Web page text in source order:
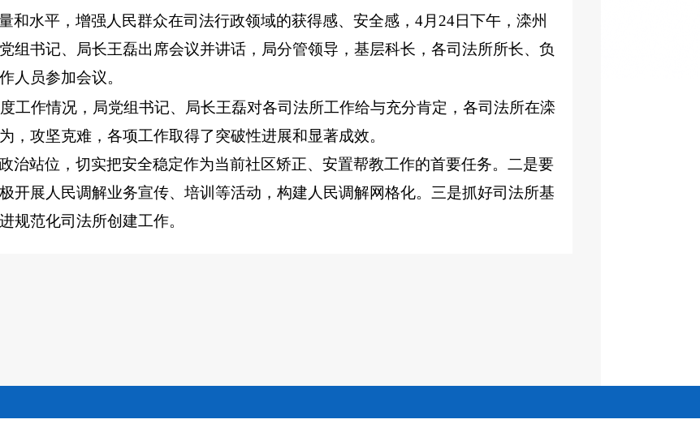
和水平，增强人民群众在司法行政领域的获得感、安全感，4月24日下午，滦州
组书记、局长王磊出席会议并讲话，局分管领导，基层科长，各司法所所长、负
人员参加会议。
工作情况，局党组书记、局长王磊对各司法所工作给与充分肯定，各司法所在滦
，攻坚克难，各项工作取得了突破性进展和显著成效。
治站位，切实把安全稳定作为当前社区矫正、安置帮教工作的首要任务。二是要
开展人民调解业务宣传、培训等活动，构建人民调解网格化。三是抓好司法所基
规范化司法所创建工作。